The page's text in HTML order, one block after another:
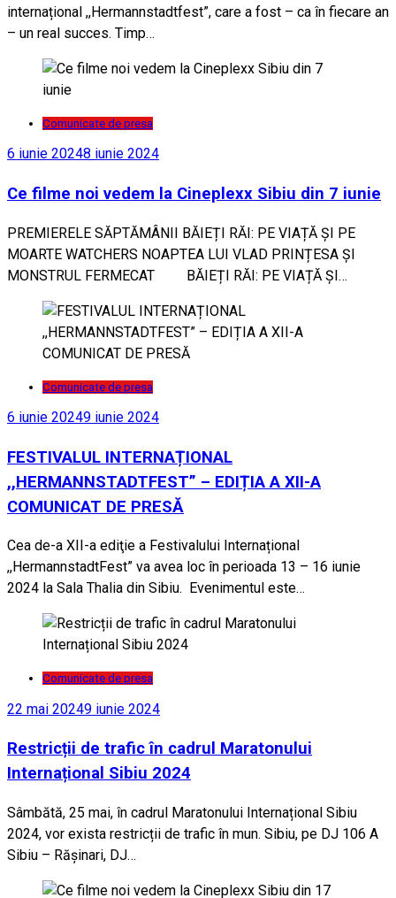
internațional ,,Hermannstadtfest”, care a fost – ca în fiecare an
– un real succes. Timp…
Comunicate de presa
6 iunie 20248 iunie 2024
Ce filme noi vedem la Cineplexx Sibiu din 7 iunie
PREMIERELE SĂPTĂMÂNII BĂIEȚI RĂI: PE VIAȚĂ ȘI PE
MOARTE WATCHERS NOAPTEA LUI VLAD PRINȚESA ȘI
MONSTRUL FERMECAT BĂIEȚI RĂI: PE VIAȚĂ ȘI…
Comunicate de presa
6 iunie 20249 iunie 2024
FESTIVALUL INTERNAȚIONAL
,,HERMANNSTADTFEST” – EDIȚIA A XII-A
COMUNICAT DE PRESĂ
Cea de-a XII-a ediţie a Festivalului Internațional
,,HermannstadtFest” va avea loc în perioada 13 – 16 iunie
2024 la Sala Thalia din Sibiu. Evenimentul este…
Comunicate de presa
22 mai 20249 iunie 2024
Restricții de trafic în cadrul Maratonului
Internațional Sibiu 2024
Sâmbătă, 25 mai, în cadrul Maratonului Internațional Sibiu
2024, vor exista restricții de trafic în mun. Sibiu, pe DJ 106 A
Sibiu – Răşinari, DJ…